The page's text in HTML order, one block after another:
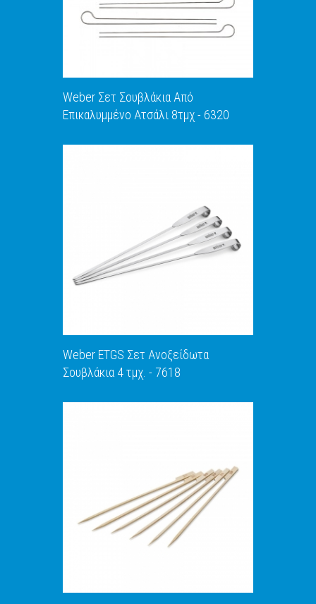
ΑΝΑΚΑΛΥΨΕ ΤΟ
Weber Σετ Σουβλάκια Από
Επικαλυμμένο Ατσάλι 8τμχ - 6320
ΑΝΑΚΑΛΥΨΕ ΤΟ
Weber ETGS Σετ Ανοξείδωτα
Σουβλάκια 4 τμχ. - 7618